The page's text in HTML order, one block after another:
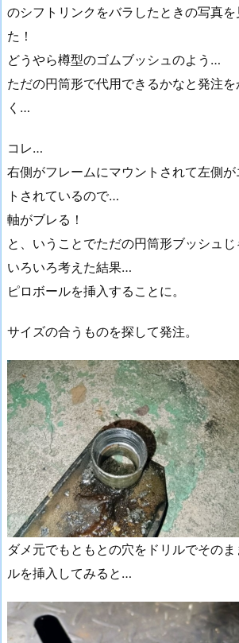
のシフトリンクをバラしたときの写真
た！
どうやら樽型のゴムブッシュのよう…
ただの円筒形で代用できるかなと発注
く…
コレ…
右側がフレームにマウントされて左側
トされているので…
軸がブレる！
と、いうことでただの円筒形ブッシュ
いろいろ考えた結果…
ピロボールを挿入することに。
サイズの合うものを探して発注。
ダメ元でもともとの穴をドリルでその
ルを挿入してみると…